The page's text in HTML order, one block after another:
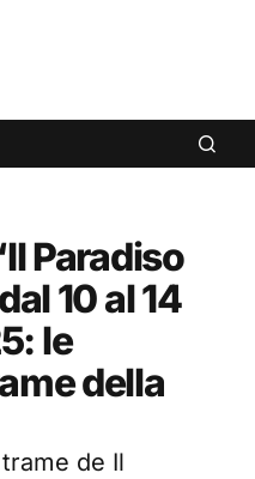
Paradiso
10 al 14
le
della
de Il